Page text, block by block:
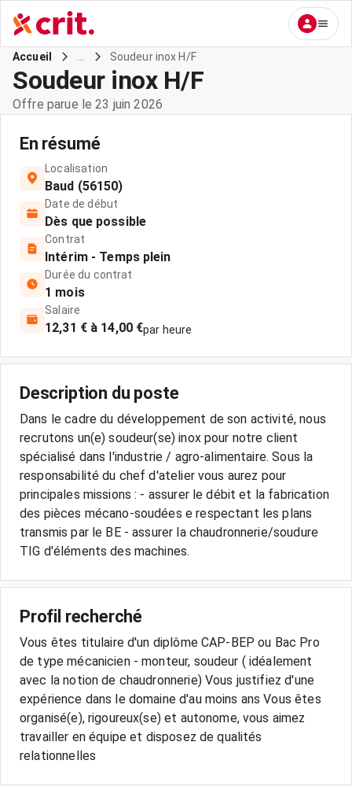
Accueil Soudeur inox H/F
Soudeur inox H/F
Offre parue le 23 juin 2026
En résumé
Localisation
Baud (56150)
Date de début
Dès que possible
Contrat
Intérim - Temps plein
Durée du contrat
1 mois
Salaire
12,31 € à 14,00 €par heure
Description du poste
Dans le cadre du développement de son activité, nous
recrutons un(e) soudeur(se) inox pour notre client
spécialisé dans l'industrie / agro-alimentaire. Sous la
responsabilité du chef d'atelier vous aurez pour
principales missions : - assurer le débit et la fabrication
des pièces mécano-soudées e respectant les plans
transmis par le BE - assurer la chaudronnerie/soudure
TIG d'éléments des machines.
Profil recherché
Vous êtes titulaire d'un diplôme CAP-BEP ou Bac Pro
de type mécanicien - monteur, soudeur ( idéalement
avec la notion de chaudronnerie) Vous justifiez d'une
expérience dans le domaine d'au moins ans Vous êtes
organisé(e), rigoureux(se) et autonome, vous aimez
travailler en équipe et disposez de qualités
relationnelles